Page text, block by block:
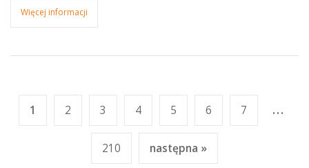
Więcej informacji
1 2 3 4 5 6 7 ...
210 następna »